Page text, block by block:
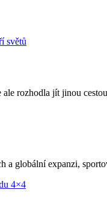
rozhodla jít jinou
a globální expanzi,